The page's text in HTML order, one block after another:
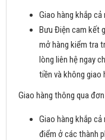
Giao hàng khắp cả
Bưu Điện cam kết
mở hàng kiểm tra
lòng liên hệ ngay
tiền và không giao
Giao hàng thông qua
Giao hàng khắp
điểm ở các thành